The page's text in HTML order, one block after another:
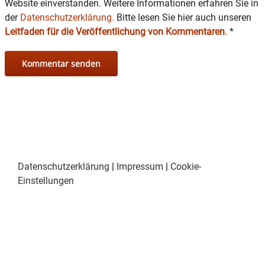
Endpunktes für den beschränkt öffentlichen Weg
Antrag auf Zuschuss, TSV Soyen, Bodenverbesserung und
Rasentragschicht der Sportplätze Soyen; Beratung und
Beschlus
Website einverstanden. Weitere Informationen erfahren Sie in
der Datenschutzerklärung. Bitte lesen Sie hier auch unseren
Leitfaden für die Veröffentlichung von Kommentaren. *
Datenschutzerklärung | Impressum | Cookie-
Einstellungen